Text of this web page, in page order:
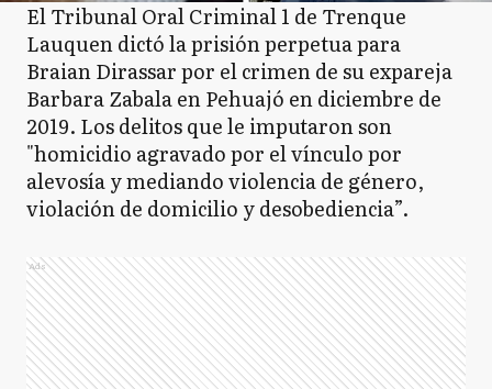
El Tribunal Oral Criminal 1 de Trenque
Lauquen dictó la prisión perpetua para
Braian Dirassar por el crimen de su expareja
Barbara Zabala en Pehuajó en diciembre de
2019. Los delitos que le imputaron son
"homicidio agravado por el vínculo por
alevosía y mediando violencia de género,
violación de domicilio y desobediencia”.
Ads